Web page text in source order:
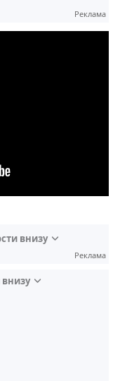
Реклама
внизу
Реклама